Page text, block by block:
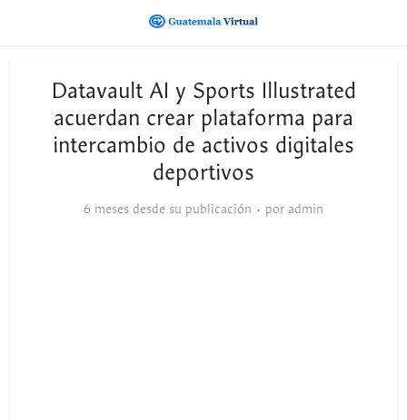
Datavault AI y Sports Illustrated
acuerdan crear plataforma para
intercambio de activos digitales
deportivos
6 meses desde su publicación por admin